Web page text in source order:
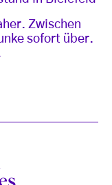
Zwischen
sofort über.